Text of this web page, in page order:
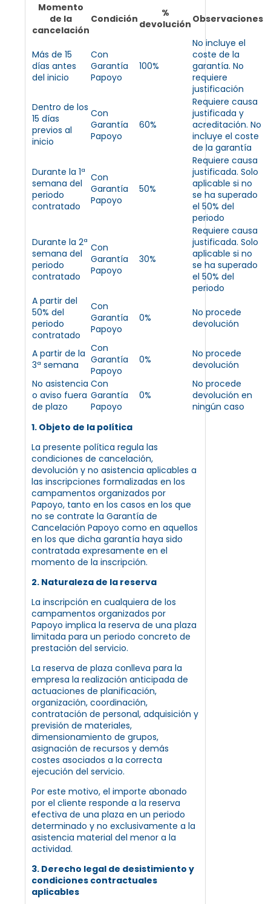
Momento
de la
cancelación
Condición
%
devolución Observaciones
Más de 15
días antes
del inicio
Con
Garantía
Papoyo
100%
No incluye el
coste de la
garantía. No
requiere
justificación
Dentro de los
15 días
previos al
inicio
Con
Garantía
Papoyo
60%
Requiere causa
justificada y
acreditación. No
incluye el coste
de la garantía
Durante la 1ª
semana del
periodo
contratado
Con
Garantía
Papoyo
50%
Requiere causa
justificada. Solo
aplicable si no
se ha superado
el 50% del
periodo
Durante la 2ª
semana del
periodo
contratado
Con
Garantía
Papoyo
30%
Requiere causa
justificada. Solo
aplicable si no
se ha superado
el 50% del
periodo
A partir del
50% del
periodo
contratado
Con
Garantía
Papoyo
0%
No procede
devolución
A partir de la
3ª semana
Con
Garantía
Papoyo
0%
No procede
devolución
No asistencia
o aviso fuera
de plazo
Con
Garantía
Papoyo
0%
No procede
devolución en
ningún caso
1. Objeto de la política
La presente política regula las
condiciones de cancelación,
devolución y no asistencia aplicables a
las inscripciones formalizadas en los
campamentos organizados por
Papoyo, tanto en los casos en los que
no se contrate la Garantía de
Cancelación Papoyo como en aquellos
en los que dicha garantía haya sido
contratada expresamente en el
momento de la inscripción.
2. Naturaleza de la reserva
La inscripción en cualquiera de los
campamentos organizados por
Papoyo implica la reserva de una plaza
limitada para un periodo concreto de
prestación del servicio.
La reserva de plaza conlleva para la
empresa la realización anticipada de
actuaciones de planificación,
organización, coordinación,
contratación de personal, adquisición y
previsión de materiales,
dimensionamiento de grupos,
asignación de recursos y demás
costes asociados a la correcta
ejecución del servicio.
Por este motivo, el importe abonado
por el cliente responde a la reserva
efectiva de una plaza en un periodo
determinado y no exclusivamente a la
asistencia material del menor a la
actividad.
3. Derecho legal de desistimiento y
condiciones contractuales
aplicables